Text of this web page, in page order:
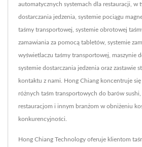
automatycznych systemach dla restauracji, w
dostarczania jedzenia, systemie pociągu
taśmy transportowej, systemie obrotowej
zamawiania za pomocą tabletów, systemie
wyświetlaczu taśmy transportowej, maszynie
systemie dostarczania jedzenia oraz zastawie
kontaktu z nami. Hong Chiang koncentruje
różnych taśm transportowych do barów
restauracjom i innym branżom w obniżeniu
konkurencyjności.
Hong Chiang Technology oferuje klientom